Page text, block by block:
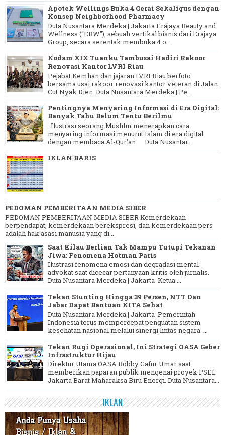
Apotek Wellings Buka 4 Gerai Sekaligus dengan
Konsep Neighborhood Pharmacy
Duta Nusantara Merdeka | Jakarta Erajaya Beauty and
Wellness (“EBW”), sebuah vertikal bisnis dari Erajaya
Group, secara serentak membuka 4 o...
Kodam XIX Tuanku Tambusai Hadiri Rakoor
Renovasi Kantor LVRI Riau
Pejabat Kemhan dan jajaran LVRI Riau berfoto
bersama usai rakoor renovasi kantor veteran di Jalan
Cut Nyak Dien. Duta Nusantara Merdeka | Pe...
Pentingnya Menyaring Informasi di Era Digital:
Banyak Tahu Belum Tentu Berilmu
. Ilustrasi seorang Muslilm menerapkan cara
menyaring informasi menurut Islam di era digital
dengan membaca Al-Qur'an. Duta Nusantar...
IKLAN BARIS
PEDOMAN PEMBERITAAN MEDIA SIBER
PEDOMAN PEMBERITAAN MEDIA SIBER Kemerdekaan
berpendapat, kemerdekaan berekspresi, dan kemerdekaan pers
adalah hak asasi manusia yang di...
Saat Kilau Berlian Tak Mampu Tutupi Tekanan
Jiwa: Fenomena Hotman Paris
Ilustrasi fenomena emosi dan degradasi mental
advokat saat dicecar pertanyaan kritis oleh jurnalis.
Duta Nusantara Merdeka | Jakarta Ketua ...
Tekan Stunting Hingga 39 Persen, NTT Dan
Jabar Dapat Bantuan KITA Sehat
Duta Nusantara Merdeka | Jakarta Pemerintah
Indonesia terus mempercepat penguatan sistem
kesehatan nasional melalui sinergi lintas negara. ...
Tekan Rugi Operasional, Ini Strategi OASA Geber
Infrastruktur Hijau
Direktur Utama OASA Bobby Gafur Umar saat
memberikan paparan publik mengenai proyek PSEL
Jakarta Barat Maharaksa Biru Energi. Duta Nusantara...
IKLAN